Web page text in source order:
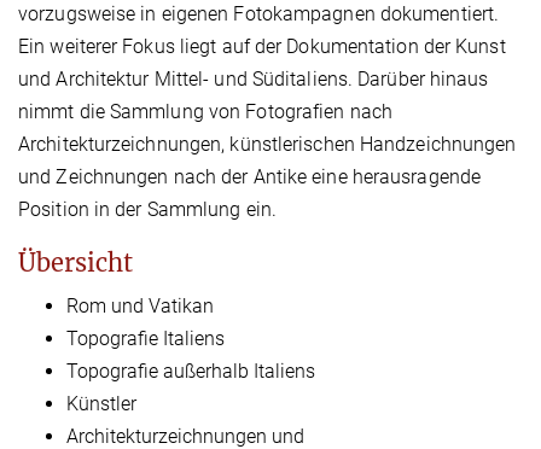
vorzugsweise in eigenen Fotokampagnen dokumentiert.
Ein weiterer Fokus liegt auf der Dokumentation der Kunst
und Architektur Mittel- und Süditaliens. Darüber hinaus
nimmt die Sammlung von Fotografien nach
Architekturzeichnungen, künstlerischen Handzeichnungen
und Zeichnungen nach der Antike eine herausragende
Position in der Sammlung ein.
Übersicht
Rom und Vatikan
Topografie Italiens
Topografie außerhalb Italiens
Künstler
Architekturzeichnungen und